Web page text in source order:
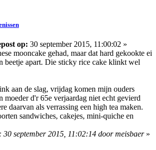
op: 30 september 2015, 11:00:02 »
mooncake gehad, maar dat hard gekookte ei
beetje apart. Die sticky rice cake klinkt wel
aan de slag, vrijdag komen mijn ouders
moeder d'r 65e verjaardag niet echt gevierd
daarvan als verrassing een high tea maken.
sandwiches, cakejes, mini-quiche en
30 september 2015, 11:02:14 door meisbaer»